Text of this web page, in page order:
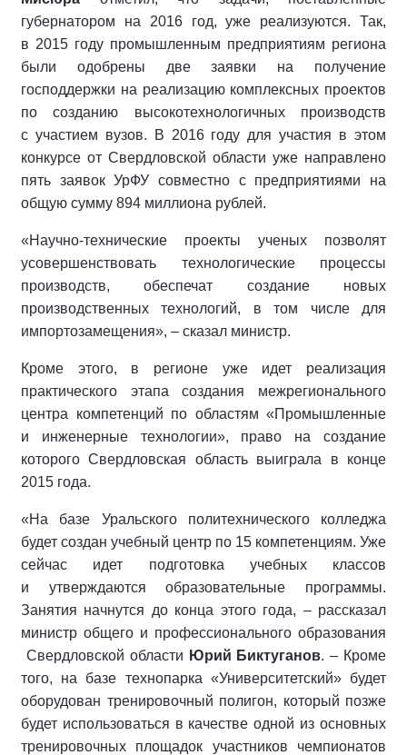
губернатором на 2016 год, уже реализуются. Так,
в 2015 году промышленным предприятиям региона
были одобрены две заявки на получение
господдержки на реализацию комплексных проектов
по созданию высокотехнологичных производств
с участием вузов. В 2016 году для участия в этом
конкурсе от Свердловской области уже направлено
пять заявок УрФУ совместно с предприятиями на
общую сумму 894 миллиона рублей.
«Научно-технические проекты ученых позволят
усовершенствовать технологические процессы
производств, обеспечат создание новых
производственных технологий, в том числе для
импортозамещения», – сказал министр.
Кроме этого, в регионе уже идет реализация
практического этапа создания межрегионального
центра компетенций по областям «Промышленные
и инженерные технологии», право на создание
которого Свердловская область выиграла в конце
2015 года.
«На базе Уральского политехнического колледжа
будет создан учебный центр по 15 компетенциям. Уже
сейчас идет подготовка учебных классов
и утверждаются образовательные программы.
Занятия начнутся до конца этого года, – рассказал
министр общего и профессионального образования
Свердловской области Юрий Биктуганов. – Кроме
того, на базе технопарка «Университетский» будет
оборудован тренировочный полигон, который позже
будет использоваться в качестве одной из основных
тренировочных площадок участников чемпионатов